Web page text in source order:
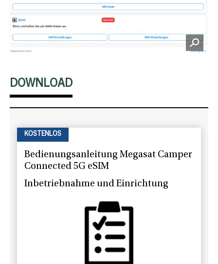
DOWNLOAD
KOSTENLOS
Bedienungsanleitung Megasat Camper
Connected 5G eSIM
Inbetriebnahme und Einrichtung